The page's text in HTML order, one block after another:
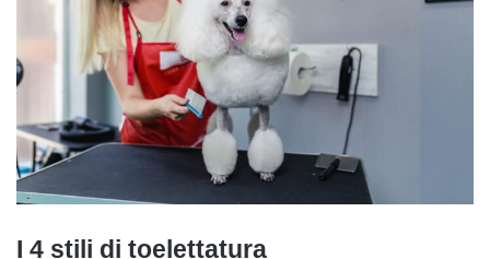
I 4 stili di toelettatura